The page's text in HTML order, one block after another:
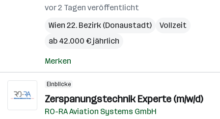
vor 2 Tagen veröffentlicht
Wien 22. Bezirk (Donaustadt)
Vollzeit
ab 42.000 € jährlich
Merken
Einblicke
Zerspanungstechnik Experte (m/w/d)
RO-RA Aviation Systems GmbH